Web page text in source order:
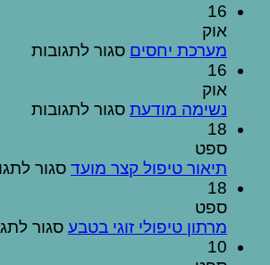
16
אוק
מערכת יחסים סגור לתגובותעל
16
אוק
נשימה מודעת סגור לתגובותעל
18
ספט
תיאור טיפול קצר מועד סגור
18
ספט
מרתון טיפולי זוגי בטבע סגור
10